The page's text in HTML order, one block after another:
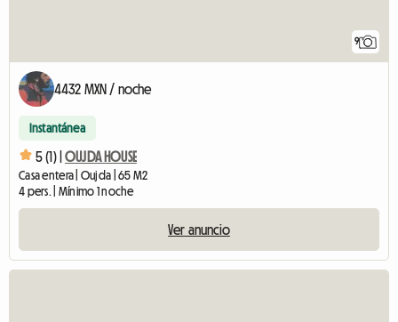
9
4432 MXN / noche
Instantánea
5 (1) | OUJDA HOUSE
Casa entera | Oujda | 65 M2
4 pers. | Mínimo 1 noche
Ver anuncio